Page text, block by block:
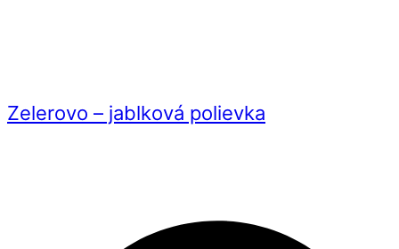
Zelerovo – jablková polievka